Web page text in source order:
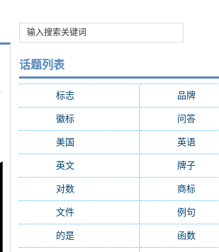
话题列表
标志 品牌(6762)
徽标 问答(3991)
美国 英语(2125)
英文 牌子(1847)
对数 商标(1650)
文件 例句
的是 函数(1003)